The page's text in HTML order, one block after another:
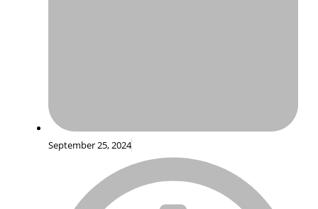
September 25, 2024